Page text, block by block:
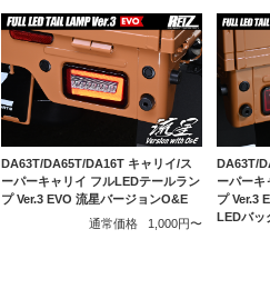
DA63T/DA65T/DA16T キャリイ/ス
ーパーキャリイ フルLEDテールラン
プ Ver.3 EVO 流星バージョンO&E
通常価格
1,000円〜
DA63T/
ーパーキ
プ Ver.3
LEDバッ